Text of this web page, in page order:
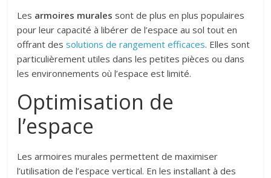
Les armoires murales sont de plus en plus populaires
pour leur capacité à libérer de l’espace au sol tout en
offrant des solutions de rangement efficaces. Elles sont
particulièrement utiles dans les petites pièces ou dans
les environnements où l’espace est limité.
Optimisation de
l’espace
Les armoires murales permettent de maximiser
l’utilisation de l’espace vertical. En les installant à des